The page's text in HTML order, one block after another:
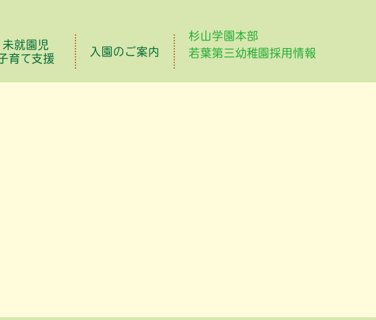
未就園児
育て支援
入園のご案内
杉山学園本部
若葉第三幼稚園採用情報